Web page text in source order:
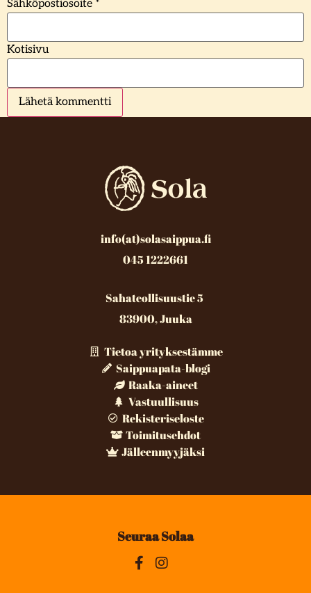
Sähköpostiosoite *
Kotisivu
info(at)solasaippua.fi
045 1222661
Sahateollisuustie 5
83900, Juuka
Tietoa yrityksestämme
Saippuapata-blogi
Raaka-aineet
Vastuullisuus
Rekisteriseloste
Toimitusehdot
Jälleenmyyjäksi
Seuraa Solaa